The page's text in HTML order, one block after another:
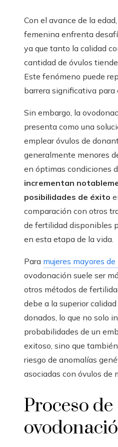
Con el avance de la
femenina enfrenta
ya que tanto la calidad
cantidad de óvulos
Este fenómeno puede
barrera significativa para
Sin embargo, la
presenta como una
emplear óvulos de
generalmente menores
en óptimas condiciones
incrementan
posibilidades de éxito
comparación con otros
de fertilidad disponibles
en esta etapa de la vida.
Para mujeres mayores
ovodonación suele ser
otros métodos de
debe a la superior
donados, lo que no solo
probabilidades de un
exitoso, sino que
riesgo de anomalías
asociadas con óvulos de
Proceso de